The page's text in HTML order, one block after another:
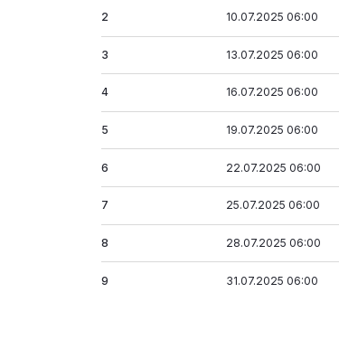
2 10.07.2025 06:00
3 13.07.2025 06:00
4 16.07.2025 06:00
5 19.07.2025 06:00
6 22.07.2025 06:00
7 25.07.2025 06:00
8 28.07.2025 06:00
9 31.07.2025 06:00